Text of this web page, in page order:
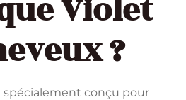
Violet
?
spécialement conçu pour